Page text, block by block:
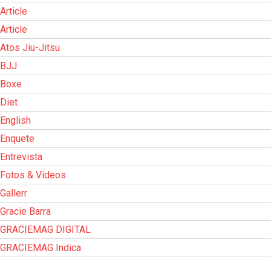
Article
Article
Atos Jiu-Jitsu
BJJ
Boxe
Diet
English
Enquete
Entrevista
Fotos & Vídeos
Gallerr
Gracie Barra
GRACIEMAG DIGITAL
GRACIEMAG Indica